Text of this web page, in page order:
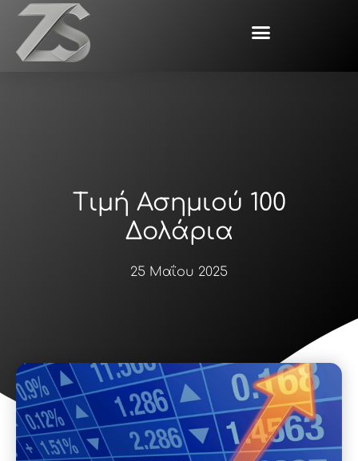
Μετάβαση
περιεχόμενο
Τιμή Ασημιού 100
Δολάρια
25 Μαΐου 2025